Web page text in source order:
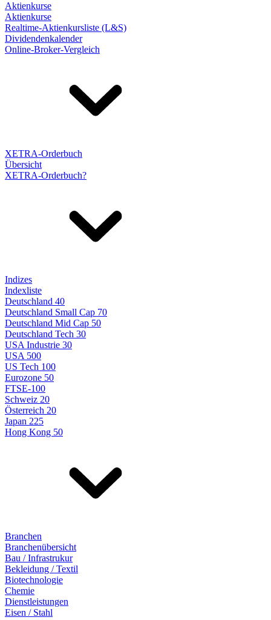
Aktienkurse
Aktienkurse
Realtime-Aktienkursliste (L&S)
Dividendenkalender
Online-Broker-Vergleich
XETRA-Orderbuch
Übersicht
XETRA-Orderbuch?
Indizes
Indexliste
Deutschland 40
Deutschland Small Cap 70
Deutschland Mid Cap 50
Deutschland Tech 30
USA Industrie 30
USA 500
US Tech 100
Eurozone 50
FTSE-100
Schweiz 20
Österreich 20
Japan 225
Hong Kong 50
Branchen
Branchenübersicht
Bau / Infrastrukur
Bekleidung / Textil
Biotechnologie
Chemie
Dienstleistungen
Eisen / Stahl